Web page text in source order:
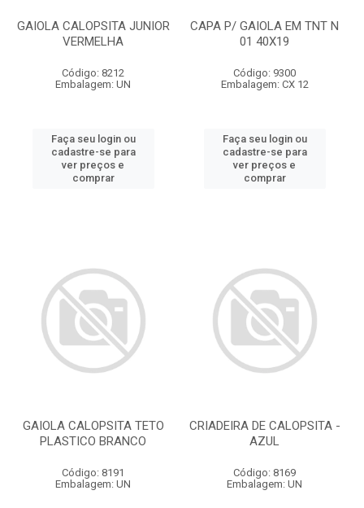
GAIOLA CALOPSITA JUNIOR
VERMELHA
Código: 8212
Embalagem: UN
Faça seu login ou
cadastre-se para
ver preços e
comprar
CAPA P/ GAIOLA EM TNT N
01 40X19
Código: 9300
Embalagem: CX 12
Faça seu login ou
cadastre-se para
ver preços e
comprar
GAIOLA CALOPSITA TETO
PLASTICO BRANCO
Código: 8191
Embalagem: UN
CRIADEIRA DE CALOPSITA -
AZUL
Código: 8169
Embalagem: UN